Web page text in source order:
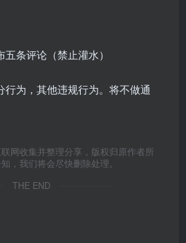
条评论（禁止灌水）
行为，其他违规行为。将不做通
网收集并整理分享，版权归原作者所
，我们将会尽快删除处理。
THE END